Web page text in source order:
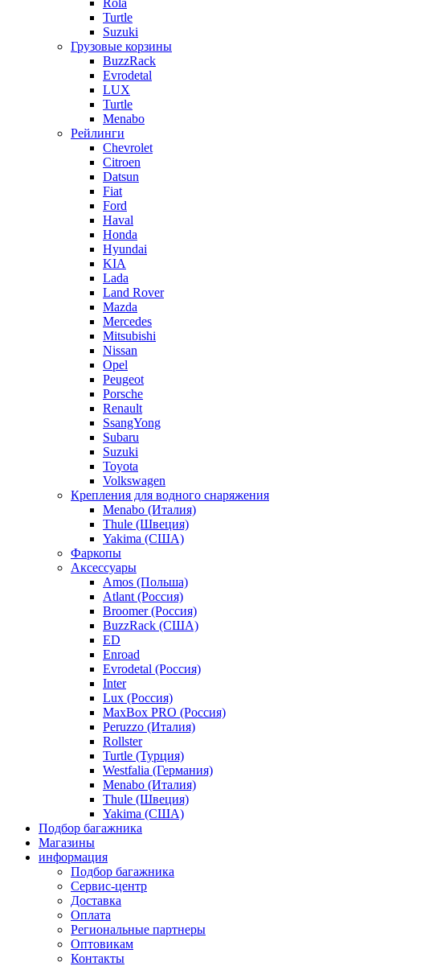
Rola
Turtle
Suzuki
Грузовые корзины
BuzzRack
Evrodetal
LUX
Turtle
Menabo
Рейлинги
Chevrolet
Citroen
Datsun
Fiat
Ford
Haval
Honda
Hyundai
KIA
Lada
Land Rover
Mazda
Mercedes
Mitsubishi
Nissan
Opel
Peugeot
Porsche
Renault
SsangYong
Subaru
Suzuki
Toyota
Volkswagen
Крепления для водного снаряжения
Menabo (Италия)
Thule (Швеция)
Yakima (США)
Фаркопы
Аксессуары
Amos (Польша)
Atlant (Россия)
Broomer (Россия)
BuzzRack (США)
ED
Enroad
Evrodetal (Россия)
Inter
Lux (Россия)
MaxBox PRO (Россия)
Peruzzo (Италия)
Rollster
Turtle (Турция)
Westfalia (Германия)
Menabo (Италия)
Thule (Швеция)
Yakima (США)
Подбор багажника
Магазины
информация
Подбор багажника
Сервис-центр
Доставка
Оплата
Региональные партнеры
Оптовикам
Контакты